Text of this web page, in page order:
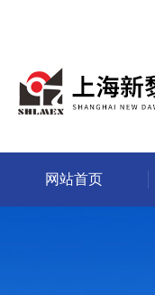
网站首页